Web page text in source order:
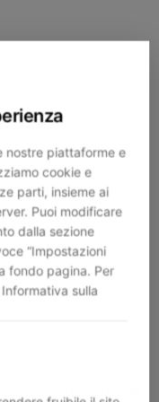
nostre piattaforme e
cookie e
parti, insieme ai
Puoi modificare
dalla sezione
“Impostazioni
fondo pagina. Per
sulla